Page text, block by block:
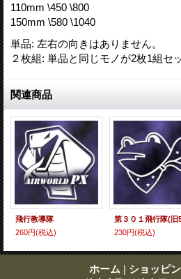
110mm \450 \800
150mm \580 \1040
単品: 左右の向きはありません。
２枚組: 単品と同じモノが2枚1組セ
関連商品
飛行教導隊
260円(税込)
230円(税込)
ホーム | ショッピ